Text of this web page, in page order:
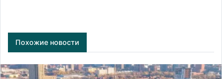
Похожие новости